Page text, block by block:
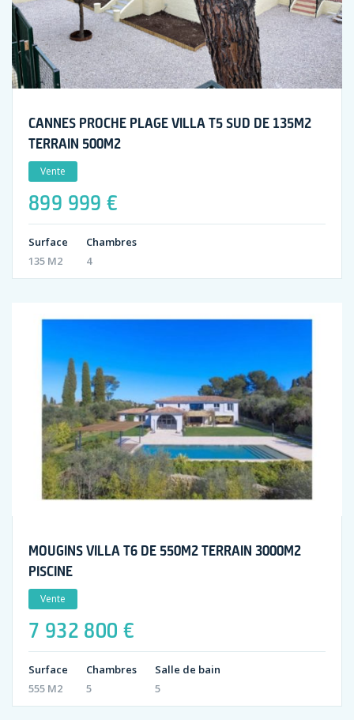
CANNES PROCHE PLAGE VILLA T5 SUD DE 135M2
TERRAIN 500M2
Vente
899 999 €
Surface
135 M2
Chambres
4
MOUGINS VILLA T6 DE 550M2 TERRAIN 3000M2
PISCINE
Vente
7 932 800 €
Surface
555 M2
Chambres
5
Salle de bain
5